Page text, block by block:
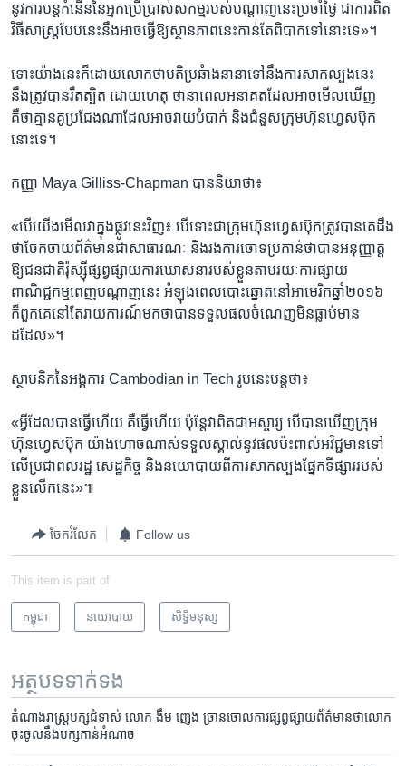
នូវ​ការ​បន្ត​កំនើន​នៃ​អ្នក​ប្រើ​ប្រាស់​សកម្ម​របស់​បណ្តាញ​នេះ​ប្រចាំ​ថ្ងៃ​ ​ជា​ការពិត​
វិធីសាស្ត្រ​បែប​នេះ​នឹង​អាច​ធ្វើ​ឱ្យ​ស្ថានភាព​នេះកាន់​តែ​ពិបាក​ទៅ​នោះ​ទេ»។​
​ទោះ​យ៉ាងនេះ​ក៏​ដោយ​លោក​ថា​មតិ​ប្រឆំាង​នា​នាទៅ​នឹង​ការ​សាកល្បង​នេះ​ ​
នឹង​ត្រូវ​បាន​រឹតត្បិត​ ​ដោយ​ហេតុ​ ​ថា​នាពេល​អនាគត​ដែល​អាច​មើល​ឃើញ​ ​
គឺថា​គ្មាន​គូ​ប្រជែង​ណា​ដែល​អាច​វាយ​បំបាក់​ និង​ជំនួសក្រុមហ៊ុន​ហ្វេសប៊ុក​
នោះ​ទេ។​
កញ្ញា​ ​Maya Gilliss-Chapman​ ​បាន​និយាថា៖​
«បើ​យើង​មើល​វា​ក្នុង​ផ្លូវ​នេះ​វិញ​៖​ ​បើ​ទោះ​ជា​ក្រុម​ហ៊ុន​ហ្វេសប៊ុក​ត្រូវ​បាន​គេ​ដឹង​
ថា​ចែកចាយ​ព័ត៌មាន​ជា​សាធារណៈ​ ​និង​រង​ការ​ចោទ​ប្រកាន់​ថា​បាន​អនុញ្ញាត្ត​
ឱ្យ​ជនជាតិ​រ៉ុស្ស៊ី​ផ្សព្វផ្សាយ​ការ​ឃោសនា​របស់​ខ្លួន​តាម​រយៈ​ការ​ផ្សាយ​
ពាណិជ្ជកម្ម​ពេញ​បណ្តាញ​នេះ​ ​អំឡុង​ពេល​បោះឆ្នោត​នៅ​អាមេរិក​ឆ្នាំ​២០១៦​ ​
ក៏​ពួក​គេ​នៅ​តែ​រាយការណ៍​មក​ថា​បាន​ទទួល​ផល​ចំណេញ​មិនធ្លាប់​មាន​
ដដែល»។​
​ស្ថាបនិក​នៃអង្គការ​ ​Cambodian in Tech​ ​រូប​នេះ​បន្ត​ថា៖​
«អ្វីដែល​បាន​ធ្វើ​ហើយ​ ​គឺ​ធ្វើ​ហើយ​ ​ប៉ុន្តែ​វា​ពិត​ជា​អស្ចារ្យ​ ​បើ​បាន​ឃើញ​ក្រុម​
ហ៊ុន​ហ្វេសប៊ុក​ ​យ៉ាង​ហោច​ណាស់​ទទួល​ស្គាល់​នូវ​ផល​ប៉ះពាល់​អវិជ្ជមាន​ទៅ​
លើ​ប្រជាពលរដ្ឋ​ សេដ្ឋកិច្ច​ ​និង​នយោបាយ​ពី​ការ​សាកល្បង​ផ្នែក​ទីផ្សារ​របស់​
ខ្លួន​លើក​នេះ»៕
ចែករំលែក Follow us
This item is part of
កម្ពុជា នយោបាយ សិទ្ធិ​មនុស្ស
អត្ថបទ​ទាក់ទង
តំណាង​រាស្ត្រ​បក្ស​ជំទាស់​ ​លោក​ ​ងឹម ញេង​ ​ច្រានចោល​ការ​ផ្សព្វផ្សាយ​ព័ត៌មាន​ថា​លោក​
ចុះ​ចូល​នឹង​បក្ស​កាន់​អំណាច